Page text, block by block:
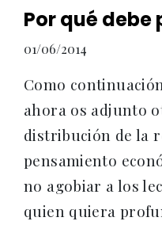
Por qué
01/06/2014
Como
ahora os adjunto
distribución de la
pensamiento
no agobiar a los
quien quiera